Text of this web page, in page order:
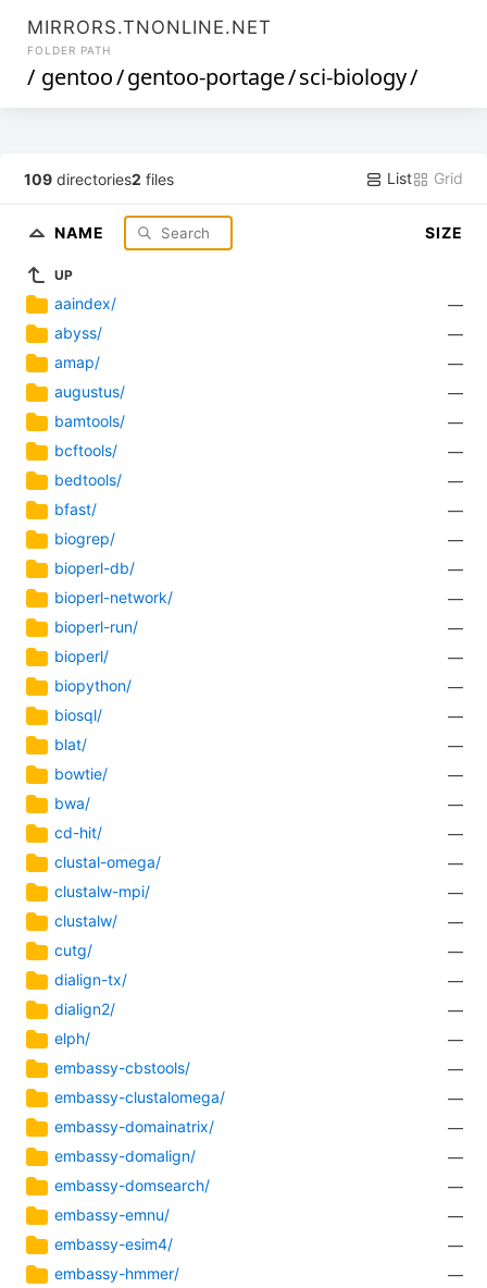
MIRRORS.TNONLINE.NET
FOLDER PATH
/ gentoo/gentoo-portage/sci-biology/
109 directories2 files List Grid
NAME SIZE
UP
aaindex/
—
abyss/
—
amap/
—
augustus/
—
bamtools/
—
bcftools/
—
bedtools/
—
bfast/
—
biogrep/
—
bioperl-db/
—
bioperl-network/
—
bioperl-run/
—
bioperl/
—
biopython/
—
biosql/
—
blat/
—
bowtie/
—
bwa/
—
cd-hit/
—
clustal-omega/
—
clustalw-mpi/
—
clustalw/
—
cutg/
—
dialign-tx/
—
dialign2/
—
elph/
—
embassy-cbstools/
—
embassy-clustalomega/
—
embassy-domainatrix/
—
embassy-domalign/
—
embassy-domsearch/
—
embassy-emnu/
—
embassy-esim4/
—
embassy-hmmer/
—